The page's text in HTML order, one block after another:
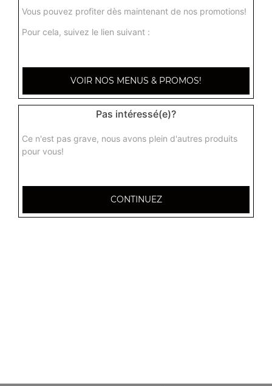
Vous pouvez profiter dès maintenant de nos promotions!
Pour cela, suivez le lien suivant :
VOIR NOS MENUS & PROMOS!
Pas intéressé(e)?
Ce n'est pas grave, nous avons plein d'autres produits
pour vous!
CONTINUEZ